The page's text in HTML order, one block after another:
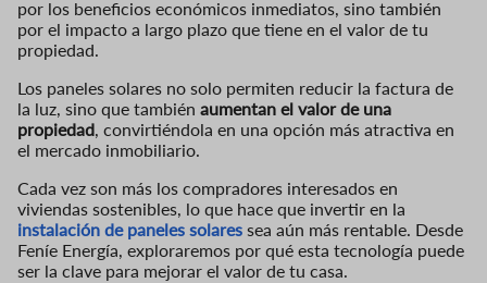
por los beneficios económicos inmediatos, sino también
por el impacto a largo plazo que tiene en el valor de tu
propiedad.
Los paneles solares no solo permiten reducir la factura de
la luz, sino que también aumentan el valor de una
propiedad, convirtiéndola en una opción más atractiva en
el mercado inmobiliario.
Cada vez son más los compradores interesados en
viviendas sostenibles, lo que hace que invertir en la
instalación de paneles solares sea aún más rentable. Desde
Feníe Energía, exploraremos por qué esta tecnología puede
ser la clave para mejorar el valor de tu casa.